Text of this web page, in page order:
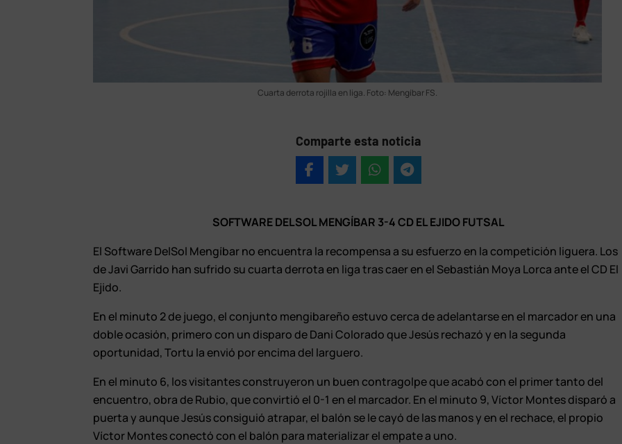
Cuarta derrota rojilla en liga. Foto: Mengíbar FS.
Comparte esta noticia
SOFTWARE DELSOL MENGÍBAR 3-4 CD EL EJIDO FUTSAL
El Software DelSol Mengíbar no encuentra la recompensa a su esfuerzo en la competición liguera. Los
de Javi Garrido han sufrido su cuarta derrota en liga tras caer en el Sebastián Moya Lorca ante el CD El
Ejido.
En el minuto 2 de juego, el conjunto mengibareño estuvo cerca de adelantarse en el marcador en una
doble ocasión, primero con un disparo de Dani Colorado que Jesús rechazó y en la segunda
oportunidad, Tortu la envió por encima del larguero.
En el minuto 6, los visitantes construyeron un buen contragolpe que acabó con el primer tanto del
encuentro, obra de Rubio, que convirtió el 0-1 en el marcador. En el minuto 9, Víctor Montes disparó a
puerta y aunque Jesús consiguió atrapar, el balón se le cayó de las manos y en el rechace, el propio
Víctor Montes conectó con el balón para materializar el empate a uno.